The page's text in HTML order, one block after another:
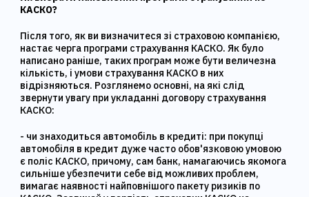
КАСКО?
Після того, як ви визначитеся зі страховою компанією,
настає черга програми страхування КАСКО. Як було
написано раніше, таких програм може бути величезна
кількість, і умови страхування КАСКО в них
відрізняються. Розглянемо основні, на які слід
звернути увагу при укладанні договору страхування
КАСКО:
- чи знаходиться автомобіль в кредиті: при покупці
автомобіля в кредит дуже часто обов'язковою умовою
є поліс КАСКО, причому, сам банк, намагаючись якомога
сильніше убезпечити себе від можливих проблем,
вимагає наявності найповнішого пакету ризиків по